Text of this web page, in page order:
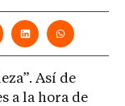
Así de
a la hora de